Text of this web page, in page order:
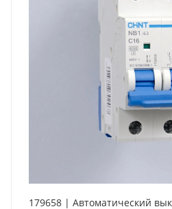
179658 | Автоматический